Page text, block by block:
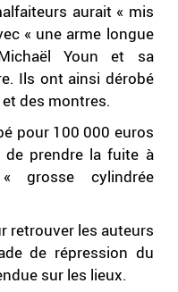
aurait « mis
« une arme longue
Youn et sa
Ils ont ainsi dérobé
des montres.
pour 100 000 euros
prendre la fuite à
grosse cylindrée
retrouver les auteurs
de répression du
sur les lieux.